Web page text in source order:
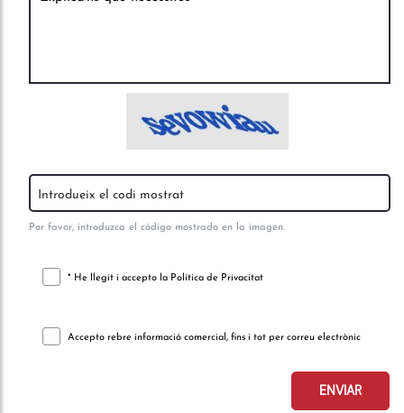
Por favor, introduzca el código mostrado en la imagen.
* He llegit i accepto la Política de Privacitat
Accepto rebre informació comercial, fins i tot per correu electrònic
ENVIAR